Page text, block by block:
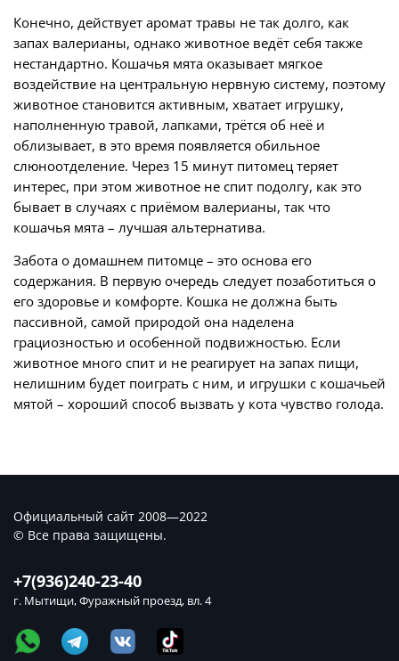
Конечно, действует аромат травы не так долго, как
запах валерианы, однако животное ведёт себя также
нестандартно. Кошачья мята оказывает мягкое
воздействие на центральную нервную систему, поэтому
животное становится активным, хватает игрушку,
наполненную травой, лапками, трётся об неё и
облизывает, в это время появляется обильное
слюноотделение. Через 15 минут питомец теряет
интерес, при этом животное не спит подолгу, как это
бывает в случаях с приёмом валерианы, так что
кошачья мята – лучшая альтернатива.
Забота о домашнем питомце – это основа его
содержания. В первую очередь следует позаботиться о
его здоровье и комфорте. Кошка не должна быть
пассивной, самой природой она наделена
грациозностью и особенной подвижностью. Если
животное много спит и не реагирует на запах пищи,
нелишним будет поиграть с ним, и игрушки с кошачьей
мятой – хороший способ вызвать у кота чувство голода.
+7(936)240-23-40
г. Мытищи, Фуражный проезд, вл. 4
Официальный сайт 2008—2022
© Все права защищены.